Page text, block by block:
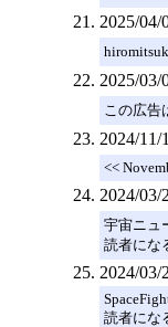
2025/04/
2025/03/
この広告
2024/11/
<<
2024/03/
宇宙ニュ
読者にな
2024/03/
読者にな